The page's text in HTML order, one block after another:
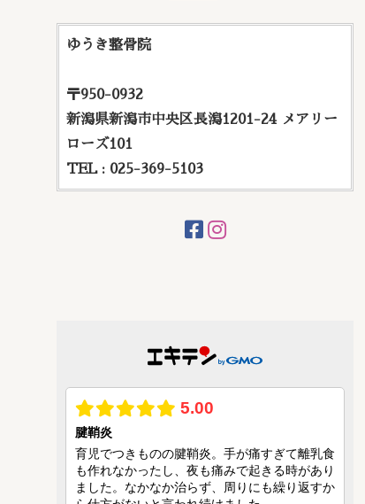
ゆうき整骨院
〒950-0932
新潟県新潟市中央区長潟1201-24 メアリー
ローズ101
TEL : 025-369-5103